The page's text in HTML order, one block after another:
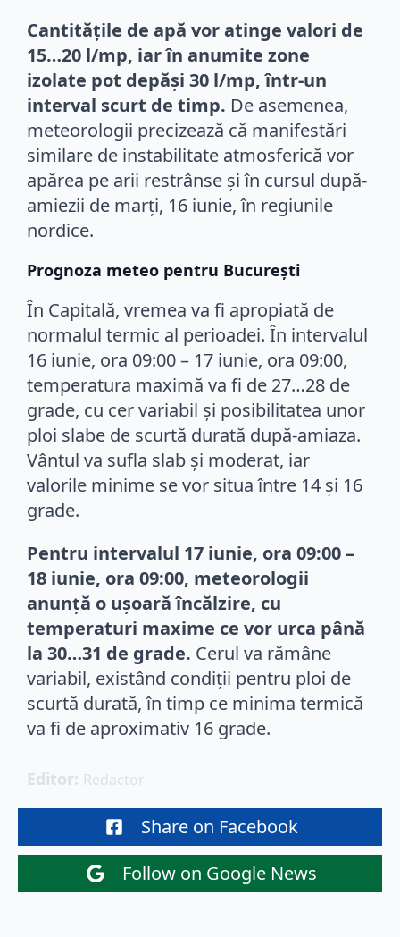
Cantitățile de apă vor atinge valori de
15…20 l/mp, iar în anumite zone
izolate pot depăși 30 l/mp, într-un
interval scurt de timp. De asemenea,
meteorologii precizează că manifestări
similare de instabilitate atmosferică vor
apărea pe arii restrânse și în cursul după-
amiezii de marți, 16 iunie, în regiunile
nordice.
Prognoza meteo pentru București
În Capitală, vremea va fi apropiată de
normalul termic al perioadei. În intervalul
16 iunie, ora 09:00 – 17 iunie, ora 09:00,
temperatura maximă va fi de 27…28 de
grade, cu cer variabil și posibilitatea unor
ploi slabe de scurtă durată după-amiaza.
Vântul va sufla slab și moderat, iar
valorile minime se vor situa între 14 și 16
grade.
Pentru intervalul 17 iunie, ora 09:00 –
18 iunie, ora 09:00, meteorologii
anunță o ușoară încălzire, cu
temperaturi maxime ce vor urca până
la 30…31 de grade. Cerul va rămâne
variabil, existând condiții pentru ploi de
scurtă durată, în timp ce minima termică
va fi de aproximativ 16 grade.
Editor: Redactor
Share on Facebook
Follow on Google News